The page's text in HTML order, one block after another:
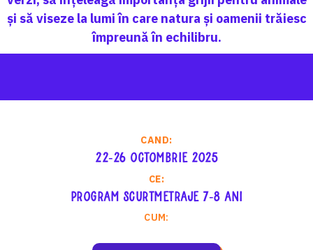
și să viseze la lumi în care natura și oamenii trăiesc
împreună în echilibru.
CAND:
22-26 octombrie 2025
CE:
Program scurtmetraje 7-8 ani
CUM: